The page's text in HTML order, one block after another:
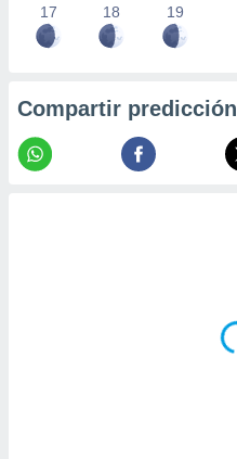
17 18 19
Compartir predicción